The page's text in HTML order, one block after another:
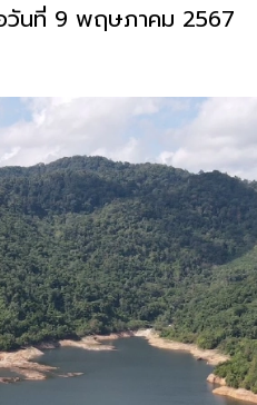
วันที่ 9 พฤษภาคม 2567